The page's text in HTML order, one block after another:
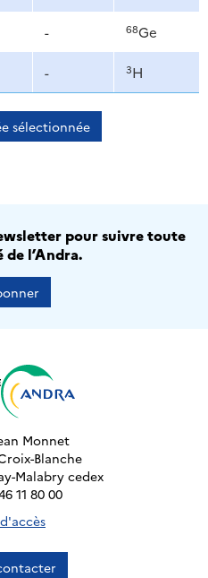
- 68Ge
- 3H
sélectionnée
pour suivre toute
de l’Andra.
Monnet
Blanche
Malabry cedex
11 80 00